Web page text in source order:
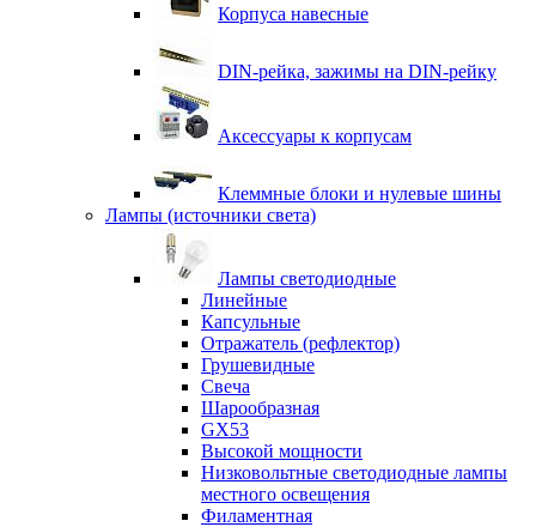
Корпуса навесные
DIN-рейка, зажимы на DIN-рейку
Аксессуары к корпусам
Клеммные блоки и нулевые шины
Лампы (источники света)
Лампы светодиодные
Линейные
Капсульные
Отражатель (рефлектор)
Грушевидные
Свеча
Шарообразная
GX53
Высокой мощности
Низковольтные светодиодные лампы
местного освещения
Филаментная